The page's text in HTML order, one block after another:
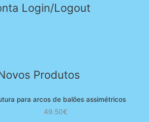
Login/Logout
Produtos
para arcos de balões assimétricos
49.50€